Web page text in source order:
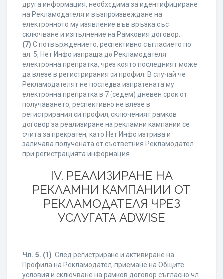
друга информация, необходима за идентифициране
на Рекламодателя и възпроизвеждане на
електронното му изявление във връзка със
сключване и изпълнение на Рамковия договор.
(7) С потвърждението, респективно съгласието по
ал. 5, Нет Инфо изпраща до Рекламодателя
електронна препратка, чрез която последният може
да влезе в регистрирания си профил. В случай че
Рекламодателят не последва изпратената му
електронна препратка в 7 (седем) дневен срок от
получаването, респективно не влезе в
регистрирания си профил, сключеният рамков
договор за реализиране на рекламни кампании се
счита за прекратен, като Нет Инфо изтрива и
заличава получената от съответния Рекламодател
при регистрацията информация.
IV. РЕАЛИЗИРАНЕ НА
РЕКЛАМНИ КАМПАНИИ ОТ
РЕКЛАМОДАТЕЛЯ ЧРЕЗ
УСЛУГАТА ADWISE
Чл. 5. (1) . След регистриране и активиране на
Профила на Рекламодател, приемане на Общите
условия и сключване на рамков договор съгласно чл.